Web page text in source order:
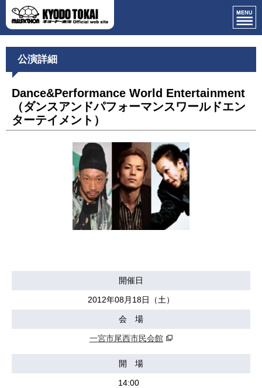
公演詳細
Dance&Performance World Entertainment
（ダンスアンドパフォーマンスワールドエン
ターテイメント）
開催日
2012年08月18日（土）
会 場
一宮市尾西市民会館
開 場
14:00